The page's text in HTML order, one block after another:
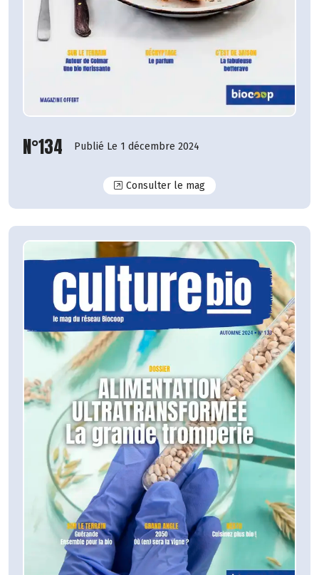
N°134 Publié Le 1 décembre 2024
Consulter le magN°134